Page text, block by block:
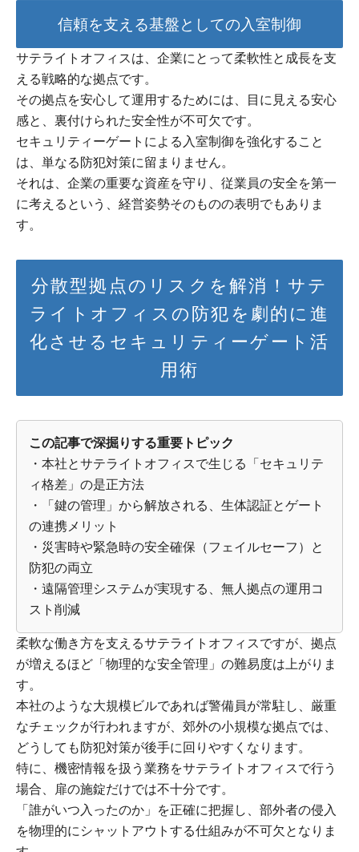
信頼を支える基盤としての入室制御
サテライトオフィスは、企業にとって柔軟性と成長を支
える戦略的な拠点です。
その拠点を安心して運用するためには、目に見える安心
感と、裏付けられた安全性が不可欠です。
セキュリティーゲートによる入室制御を強化すること
は、単なる防犯対策に留まりません。
それは、企業の重要な資産を守り、従業員の安全を第一
に考えるという、経営姿勢そのものの表明でもありま
す。
分散型拠点のリスクを解消！サテ
ライトオフィスの防犯を劇的に進
化させるセキュリティーゲート活
用術
この記事で深掘りする重要トピック
・本社とサテライトオフィスで生じる「セキュリテ
ィ格差」の是正方法
・「鍵の管理」から解放される、生体認証とゲート
の連携メリット
・災害時や緊急時の安全確保（フェイルセーフ）と
防犯の両立
・遠隔管理システムが実現する、無人拠点の運用コ
スト削減
柔軟な働き方を支えるサテライトオフィスですが、拠点
が増えるほど「物理的な安全管理」の難易度は上がりま
す。
本社のような大規模ビルであれば警備員が常駐し、厳重
なチェックが行われますが、郊外の小規模な拠点では、
どうしても防犯対策が後手に回りやすくなります。
特に、機密情報を扱う業務をサテライトオフィスで行う
場合、扉の施錠だけでは不十分です。
「誰がいつ入ったのか」を正確に把握し、部外者の侵入
を物理的にシャットアウトする仕組みが不可欠となりま